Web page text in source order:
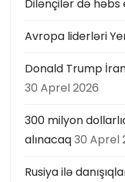
Dilənçilər də həbs
Avropa liderləri
Donald Trump
30 Aprel 2026
300 milyon
alınacaq30 Aprel
Rusiya ilə